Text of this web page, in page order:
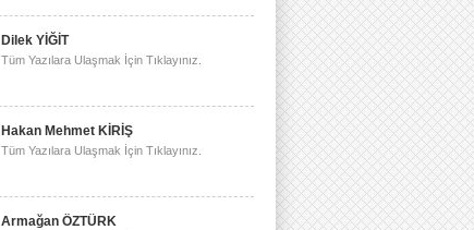
Dilek YİĞİT
Tüm Yazılara Ulaşmak İçin Tıklayınız.
Hakan Mehmet KİRİŞ
Tüm Yazılara Ulaşmak İçin Tıklayınız.
Armağan ÖZTÜRK